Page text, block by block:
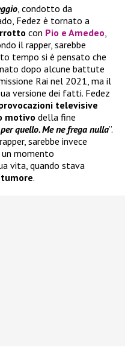
, condotto da
Fedez è tornato a
con Pio e Amedeo,
il rapper, sarebbe
tempo si è pensato che
dopo alcune battute
Rai nel 2021, ma il
versione dei fatti. Fedez
televisive
motivo della fine
quello. Me ne frega nulla”.
sarebbe invece
momento
vita, quando stava
.